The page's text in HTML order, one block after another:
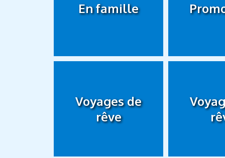
En famille
Voyages de
rêve